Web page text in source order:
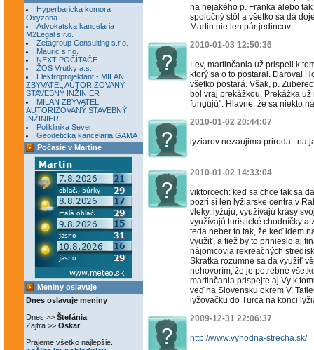
Hyperbaricka komora
Oxyzona
Advokatska kancelaria
M2Legal s.r.o.
Zetagroup Consulting s.r.o.
Mauric s.r.o.
NEXT POČÍTAČE
ŽOS Vrútky a.s.
Elektroprojektant - MILAN
ZBYVATEL AUTORIZOVANÝ
STAVEBNÝ INŽINIER
MILAN ZBYVATEL
AUTORIZOVANÝ STAVEBNÝ
INŽINIER
Poliklinika Sever
Geodeticka kancelaria GAMA
Počasie v Martine
Meniny oslavuje
Dnes oslavuje meniny
Dnes >> Štefánia
Zajtra >> Oskar
Prajeme všetko najlepšie.
na nejakého p. Franka alebo
spoločný stôl a všetko sa dá
Martin nie len pár jedincov.
2010-01-03 12:50:36
Lev, martinčania už prispeli k
ktorý sa o to postaral. Daroval
všetko postará. Však, p.
bol vraj prekážkou. Prekážka
fungujú". Hlavne, že sa niekto
2010-01-02 20:44:07
lyziarov nezaujima priroda.. na
2010-01-02 14:33:04
viktorcech: keď sa chce tak sa
pozri si len lyžiarske centra v
vleky, lyžujú, využívajú krásy
využívajú turistické chodníčky a
teda neber to tak, že keď idem
využiť, a tiež by to prinieslo aj
nájomcovia rekreačných
Skratka rozumne sa dá využiť
nehovorím, že je potrebné
martinčania prispejte aj Vy k
veď na Slovensku okrem V.
lyžovačku do Turca na konci
2009-12-31 22:06:37
http://www.vyhodna-strecha.sk/